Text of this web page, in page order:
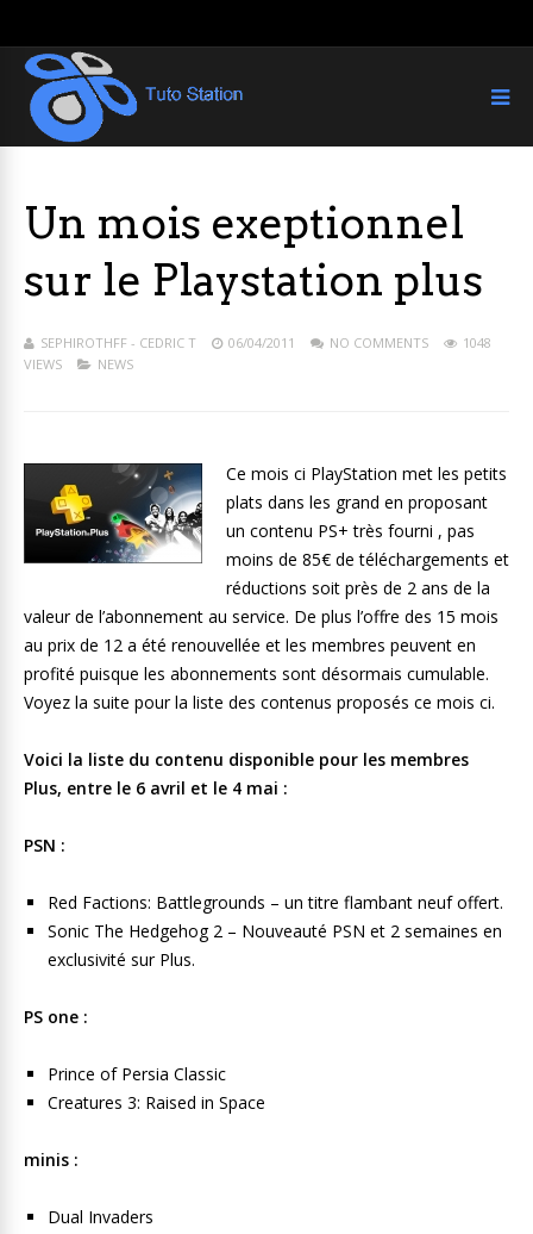
Un mois exeptionnel
sur le Playstation plus
SEPHIROTHFF - CEDRIC T 06/04/2011 NO COMMENTS
1048
VIEWS
NEWS
Ce mois ci PlayStation met les petits
plats dans les grand en proposant
un contenu PS+ très fourni , pas
moins de 85€ de téléchargements et
réductions soit près de 2 ans de la
valeur de l’abonnement au service. De plus l’offre des 15 mois
au prix de 12 a été renouvellée et les membres peuvent en
profité puisque les abonnements sont désormais cumulable.
Voyez la suite pour la liste des contenus proposés ce mois ci.
Voici la liste du contenu disponible pour les membres
Plus, entre le 6 avril et le 4 mai :
PSN :
Red Factions: Battlegrounds – un titre flambant neuf offert.
Sonic The Hedgehog 2 – Nouveauté PSN et 2 semaines en
exclusivité sur Plus.
PS one :
Prince of Persia Classic
Creatures 3: Raised in Space
minis :
Dual Invaders